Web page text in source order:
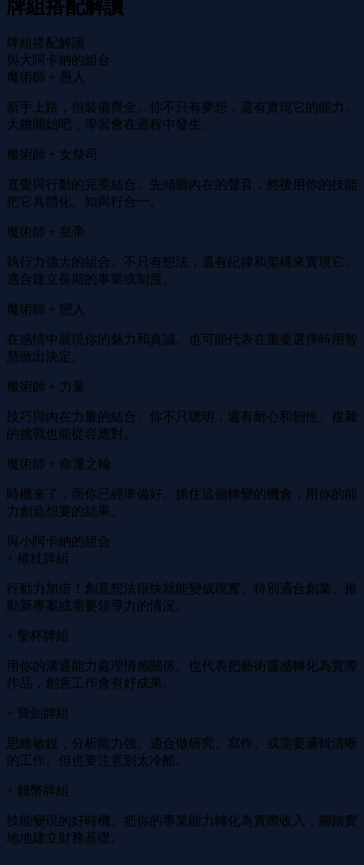
牌組搭配解讀
牌組搭配解讀
與大阿卡納的組合
魔術師 + 愚人
新手上路，但裝備齊全。你不只有夢想，還有實現它的能力。
大膽開始吧，學習會在過程中發生。
魔術師 + 女祭司
直覺與行動的完美結合。先傾聽內在的聲音，然後用你的技能
把它具體化。知與行合一。
魔術師 + 皇帝
執行力強大的組合。不只有想法，還有紀律和架構來實現它。
適合建立長期的事業或制度。
魔術師 + 戀人
在感情中展現你的魅力和真誠。也可能代表在重要選擇時用智
慧做出決定。
魔術師 + 力量
技巧與內在力量的結合。你不只聰明，還有耐心和韌性。複雜
的挑戰也能從容應對。
魔術師 + 命運之輪
時機來了，而你已經準備好。抓住這個轉變的機會，用你的能
力創造想要的結果。
與小阿卡納的組合
+ 權杖牌組
行動力加倍！創意想法很快就能變成現實。特別適合創業、推
動新專案或需要領導力的情況。
+ 聖杯牌組
用你的溝通能力處理情感關係。也代表把藝術靈感轉化為實際
作品，創意工作會有好成果。
+ 寶劍牌組
思維敏銳，分析能力強。適合做研究、寫作、或需要邏輯清晰
的工作。但也要注意別太冷酷。
+ 錢幣牌組
技能變現的好時機。把你的專業能力轉化為實際收入，腳踏實
地地建立財務基礎。